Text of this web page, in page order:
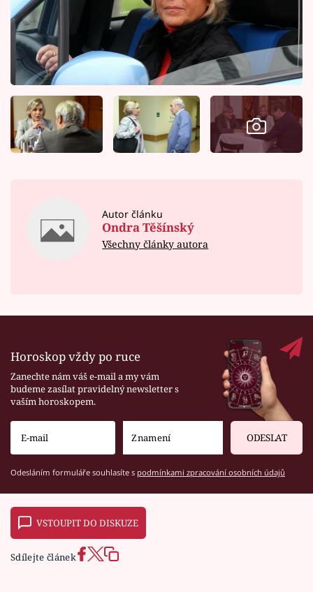
Autor článku
Ondra Těšínský
Všechny články autora
Horoskop vždy po ruce
Zanechte nám váš e-mail a my vám
budeme zasílat pravidelný newsletter s
vaším horoskopem.
ODESLAT
Odesláním formuláře souhlasíte s podmínkami zpracování osobních údajů
VSTOUPIT DO DISKUZE
Sdílejte článek